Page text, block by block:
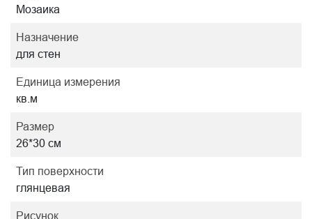
Мозаика
Назначение
для стен
Единица измерения
кв.м
Размер
26*30 см
Тип поверхности
глянцевая
Рисунок